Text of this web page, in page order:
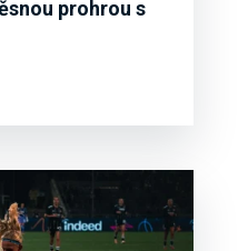
prohrou s